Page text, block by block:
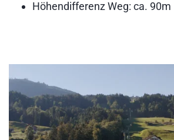
Höhendifferenz Weg: ca. 90m